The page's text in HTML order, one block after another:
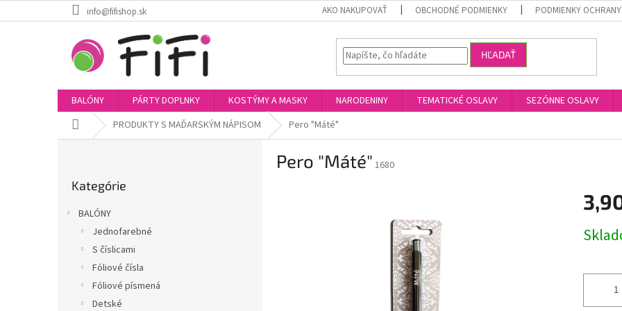
na
info@fifishop.sk AKO NAKUPOVAŤ OBCHODNÉ PODMIENKY PODMIENKY OCHRANY
HĽADAŤ
BALÓNY PÁRTY DOPLNKY KOSTÝMY A MASKY NARODENINY TEMATICKÉ OSLAVY SEZÓNNE OSLAVY
DomovPRODUKTY S MAĎARSKÝM NÁPISOM Pero "Máté"
kategórie
Kategórie
BALÓNY
Jednofarebné
S číslicami
Fóliové čísla
Fóliové písmená
Detské
Pero "Máté" 1680
cena: